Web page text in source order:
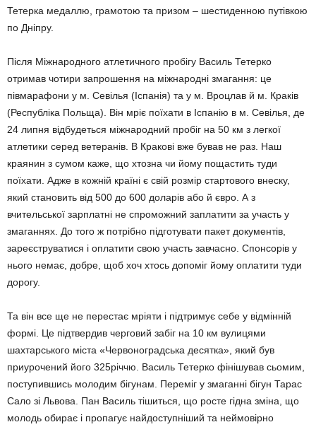
Тетерка медаллю, грамотою та призом – шестиденною путівкою
по Дніпру.
Після Міжнародного атлетичного пробігу Василь Тетерко
отримав чотири запрошення на міжнародні змагання: це
півмарафони у м. Севілья (Іспанія) та у м. Вроцлав й м. Краків
(Республіка Польща). Він мріє поїхати в Іспанію в м. Севілья, де
24 липня відбудеться міжнародний пробіг на 50 км з легкої
атлетики серед ветеранів. В Кракові вже бував не раз. Наш
краянин з сумом каже, що хтозна чи йому пощастить туди
поїхати. Адже в кожній країні є свій розмір стартового внеску,
який становить від 500 до 600 доларів або й євро. А з
вчительської зарплатні не спроможний заплатити за участь у
змаганнях. До того ж потрібно підготувати пакет документів,
зареєструватися і оплатити свою участь завчасно. Спонсорів у
нього немає, добре, щоб хоч хтось допоміг йому оплатити туди
дорогу.
Та він все ще не перестає мріяти і підтримує себе у відмінній
формі. Це підтвердив черговий забіг на 10 км вулицями
шахтарського міста «Червоноградська десятка», який був
приурочений його 325річчю. Василь Тетерко фінішував сьомим,
поступившись молодим бігунам. Переміг у змаганні бігун Тарас
Сало зі Львова. Пан Василь тішиться, що росте гідна зміна, що
молодь обирає і пропагує найдоступніший та неймовірно